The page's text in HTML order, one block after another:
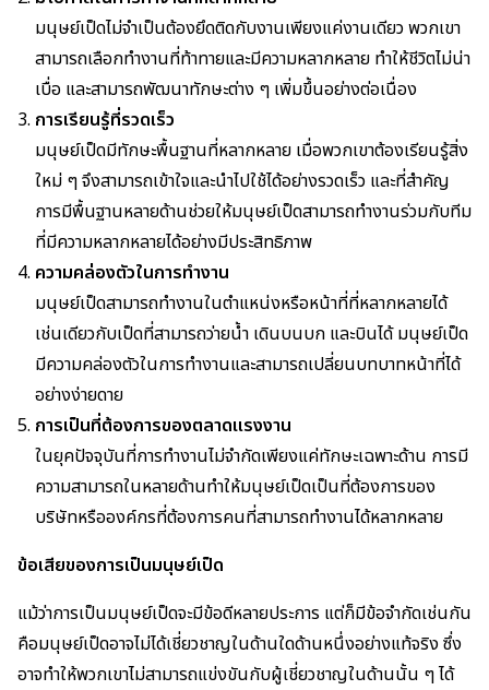
มนุษย์เป็ดไม่จำเป็นต้องยึดติดกับงานเพียงแค่งานเดียว พวกเขา
สามารถเลือกทำงานที่ท้าทายและมีความหลากหลาย ทำให้ชีวิตไม่น่า
เบื่อ และสามารถพัฒนาทักษะต่าง ๆ เพิ่มขึ้นอย่างต่อเนื่อง
การเรียนรู้ที่รวดเร็ว
มนุษย์เป็ดมีทักษะพื้นฐานที่หลากหลาย เมื่อพวกเขาต้องเรียนรู้สิ่ง
ใหม่ ๆ จึงสามารถเข้าใจและนำไปใช้ได้อย่างรวดเร็ว และที่สำคัญ
การมีพื้นฐานหลายด้านช่วยให้มนุษย์เป็ดสามารถทำงานร่วมกับทีม
ที่มีความหลากหลายได้อย่างมีประสิทธิภาพ
ความคล่องตัวในการทำงาน
มนุษย์เป็ดสามารถทำงานในตำแหน่งหรือหน้าที่ที่หลากหลายได้
เช่นเดียวกับเป็ดที่สามารถว่ายน้ำ เดินบนบก และบินได้ มนุษย์เป็ด
มีความคล่องตัวในการทำงานและสามารถเปลี่ยนบทบาทหน้าที่ได้
อย่างง่ายดาย
การเป็นที่ต้องการของตลาดแรงงาน
ในยุคปัจจุบันที่การทำงานไม่จำกัดเพียงแค่ทักษะเฉพาะด้าน การมี
ความสามารถในหลายด้านทำให้มนุษย์เป็ดเป็นที่ต้องการของ
บริษัทหรือองค์กรที่ต้องการคนที่สามารถทำงานได้หลากหลาย
ข้อเสียของการเป็นมนุษย์เป็ด
แม้ว่าการเป็นมนุษย์เป็ดจะมีข้อดีหลายประการ แต่ก็มีข้อจำกัดเช่นกัน
คือมนุษย์เป็ดอาจไม่ได้เชี่ยวชาญในด้านใดด้านหนึ่งอย่างแท้จริง ซึ่ง
อาจทำให้พวกเขาไม่สามารถแข่งขันกับผู้เชี่ยวชาญในด้านนั้น ๆ ได้